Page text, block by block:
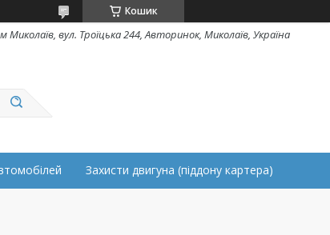
Кошик
м Миколаїв, вул. Троїцька 244, Авторинок, Миколаїв, Україна
Захисти двигуна (піддону картера)